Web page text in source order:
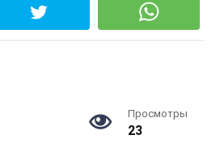
Просмотры
23